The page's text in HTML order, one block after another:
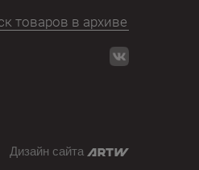
Дизайн сайта